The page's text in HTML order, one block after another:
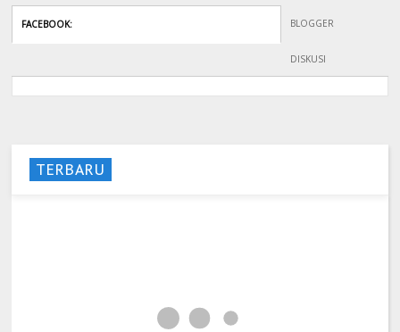
FACEBOOK: BLOGGER
DISKUSI
TERBARU